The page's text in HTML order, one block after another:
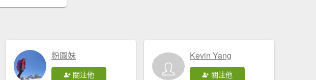
粉圓妹
關注他
Kevin Yang
關注他